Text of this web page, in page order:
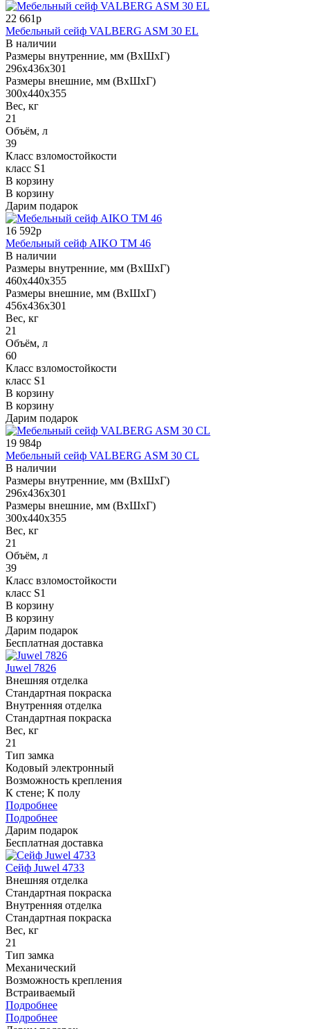
22 661р
Мебельный сейф VALBERG ASM 30 EL
В наличии
Размеры внутренние, мм (ВхШхГ)
296x436x301
Размеры внешние, мм (ВхШхГ)
300x440x355
Вес, кг
21
Объём, л
39
Класс взломостойкости
класс S1
В корзину
В корзину
Дарим подарок
16 592р
Мебельный сейф AIKO ТМ 46
В наличии
Размеры внутренние, мм (ВхШхГ)
460x440x355
Размеры внешние, мм (ВхШхГ)
456x436x301
Вес, кг
21
Объём, л
60
Класс взломостойкости
класс S1
В корзину
В корзину
Дарим подарок
19 984р
Мебельный сейф VALBERG ASM 30 CL
В наличии
Размеры внутренние, мм (ВхШхГ)
296x436x301
Размеры внешние, мм (ВхШхГ)
300x440x355
Вес, кг
21
Объём, л
39
Класс взломостойкости
класс S1
В корзину
В корзину
Дарим подарок
Бесплатная доставка
Juwel 7826
Внешняя отделка
Стандартная покраска
Внутренняя отделка
Стандартная покраска
Вес, кг
21
Тип замка
Кодовый электронный
Возможность крепления
К стене; К полу
Подробнее
Подробнее
Дарим подарок
Бесплатная доставка
Сейф Juwel 4733
Внешняя отделка
Стандартная покраска
Внутренняя отделка
Стандартная покраска
Вес, кг
21
Тип замка
Механический
Возможность крепления
Встраиваемый
Подробнее
Подробнее